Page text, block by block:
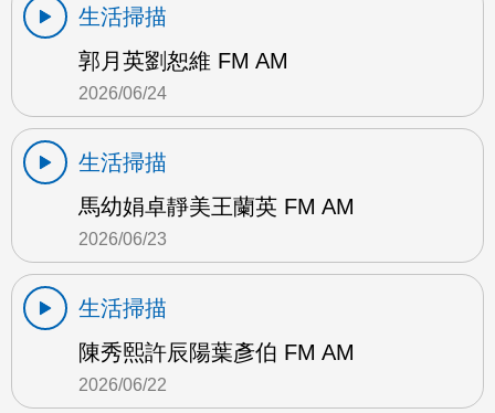
生活掃描
郭月英劉恕維 FM AM
2026/06/24
生活掃描
馬幼娟卓靜美王蘭英 FM AM
2026/06/23
生活掃描
陳秀熙許辰陽葉彥伯 FM AM
2026/06/22